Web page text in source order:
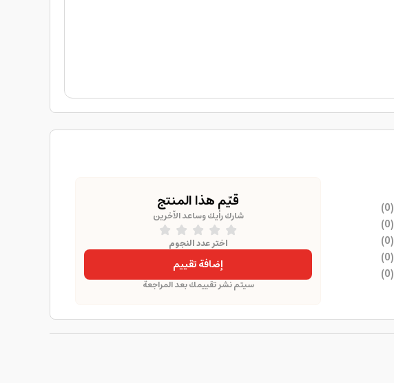
(
0
)
(
0
)
(
0
)
(
0
)
(
0
)
قيّم هذا المنتج
شارك رأيك وساعد الآخرين
اختر عدد النجوم
إضافة تقييم
سيتم نشر تقييمك بعد المراجعة